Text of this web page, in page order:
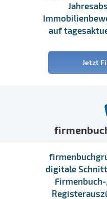
auf
Jetzt
digitale